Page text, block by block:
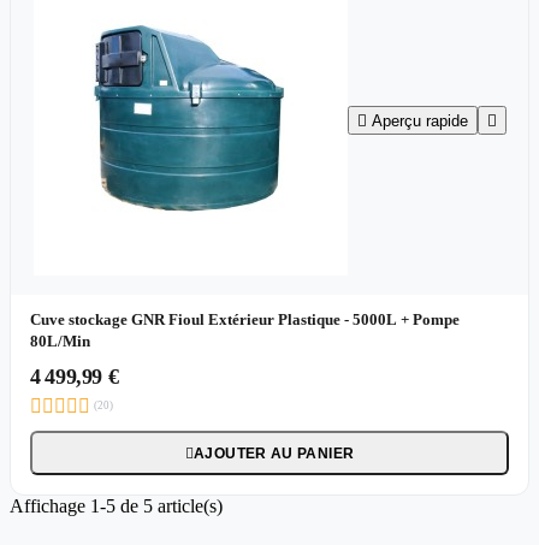
 Aperçu rapide 
Cuve stockage GNR Fioul Extérieur Plastique - 5000L + Pompe
80L/Min
4 499,99 €
     (20)
AJOUTER AU PANIER
Affichage 1-5 de 5 article(s)